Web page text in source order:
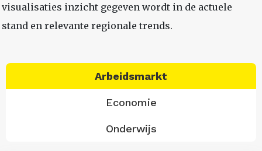
visualisaties inzicht gegeven wordt in de actuele
stand en relevante regionale trends.
Arbeidsmarkt
Economie
Onderwijs